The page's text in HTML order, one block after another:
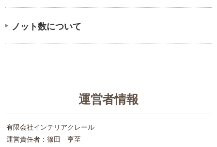
ノット数について
運営者情報
有限会社インテリアクレール
運営責任者：篠田 亨至